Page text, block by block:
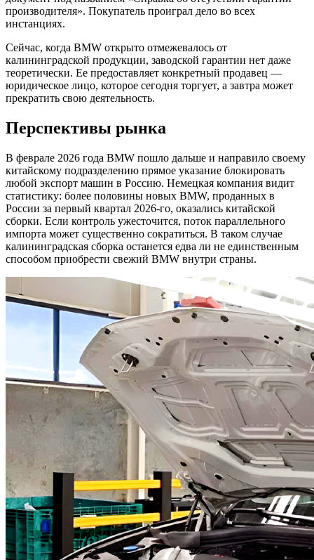
производителя». Покупатель проиграл дело во всех
инстанциях.
Сейчас, когда BMW открыто отмежевалось от
калининградской продукции, заводской гарантии нет даже
теоретически. Ее предоставляет конкретный продавец —
юридическое лицо, которое сегодня торгует, а завтра может
прекратить свою деятельность.
Перспективы рынка
В феврале 2026 года BMW пошло дальше и направило своему
китайскому подразделению прямое указание блокировать
любой экспорт машин в Россию. Немецкая компания видит
статистику: более половины новых BMW, проданных в
России за первый квартал 2026-го, оказались китайской
сборки. Если контроль ужесточится, поток параллельного
импорта может существенно сократиться. В таком случае
калининградская сборка останется едва ли не единственным
способом приобрести свежий BMW внутри страны.